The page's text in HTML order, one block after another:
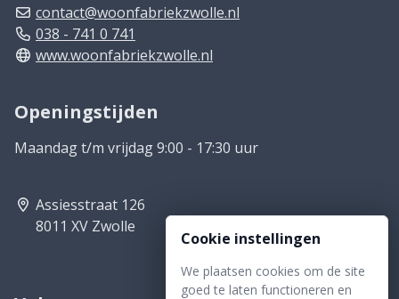
contact@woonfabriekzwolle.nl
038 - 741 0 741
www.woonfabriekzwolle.nl
Openingstijden
Maandag t/m vrijdag 9:00 - 17:30 uur
Assiesstraat 126
8011 XV Zwolle
Cookie instellingen
We plaatsen cookies om de site
goed te laten functioneren en